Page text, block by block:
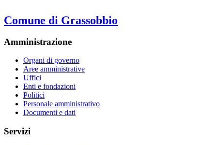
Comune di Grassobbio
Amministrazione
Organi di governo
Aree amministrative
Uffici
Enti e fondazioni
Politici
Personale amministrativo
Documenti e dati
Servizi